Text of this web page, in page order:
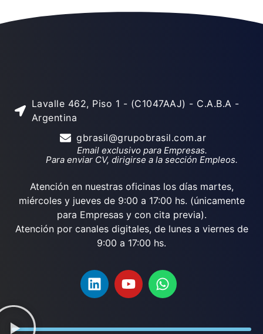
Lavalle 462, Piso 1 - (C1047AAJ) - C.A.B.A -
Argentina
gbrasil@grupobrasil.com.ar
Email exclusivo para Empresas.
Para enviar CV, dirigirse a la sección Empleos.
Atención en nuestras oficinas los días martes,
miércoles y jueves de 9:00 a 17:00 hs. (únicamente
para Empresas y con cita previa).
Atención por canales digitales, de lunes a viernes de
9:00 a 17:00 hs.